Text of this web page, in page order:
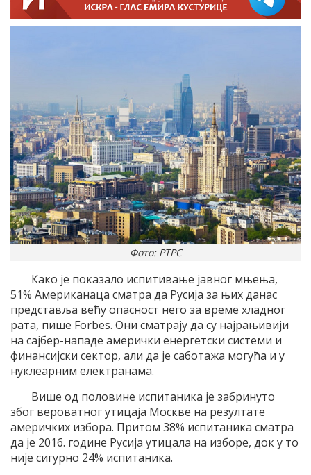
Фото: РТРС
Како је показало испитивање јавног мњења,
51% Американаца сматра да Русија за њих данас
представља већу опасност него за време хладног
рата, пише Forbes. Они сматрају да су најрањивији
на сајбер-нападе амерички енергетски системи и
финансијски сектор, али да је саботажа могућа и у
нуклеарним електранама.
Више од половине испитаника је забринуто
због вероватног утицаја Москве на резултате
америчких избора. Притом 38% испитаника сматра
да је 2016. године Русија утицала на изборе, док у то
није сигурно 24% испитаника.